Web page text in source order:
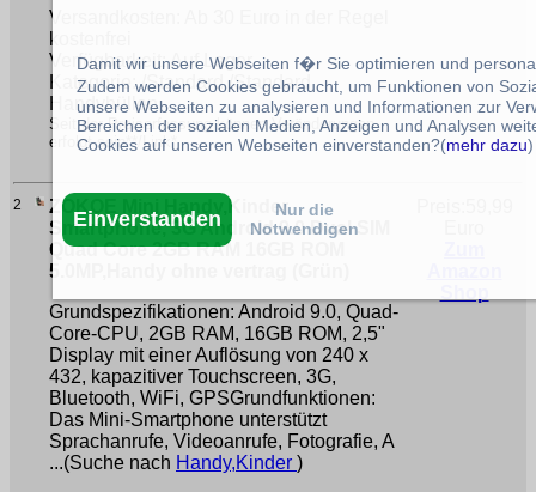
Versandkosten: Ab 30 Euro in der Regel
kostenfrei
Verfügbarkeit: Auf Lager
Kategorie: /Standard /Standard
Handyhüllen
Seit der Preiserfassung können Veränderungen
erfolgt sein**/Link*
2
ZOKOE Mini Handy,Kinder
Smartphone, 3G Android 9.0 Dual SIM
Quad Core 2GB RAM 16GB ROM
5.0MP,Handy ohne vertrag (Grün)
Grundspezifikationen: Android 9.0, Quad-
Core-CPU, 2GB RAM, 16GB ROM, 2,5"
Display mit einer Auflösung von 240 x
432, kapazitiver Touchscreen, 3G,
Bluetooth, WiFi, GPSGrundfunktionen:
Das Mini-Smartphone unterstützt
Sprachanrufe, Videoanrufe, Fotografie, A
...(Suche nach Handy,Kinder )
Damit wir unsere Webseiten f�r Sie optimieren und
Zudem werden Cookies gebraucht, um Funktionen von
unsere Webseiten zu analysieren und Informationen zur
Bereichen der sozialen Medien, Anzeigen und Analysen
Cookies auf unseren Webseiten einverstanden?(mehr dazu)
Einverstanden
Nur die
Notwendigen